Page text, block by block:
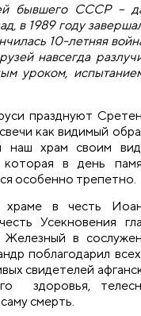
бывшего СССР –
в 1989 году
10-летняя
навсегда
уроком,
празднуют
как видимый
наш храм своим
в день
особенно трепетно.
храме в честь
Усекновения
в
поблагодарил
свидетелей
здоровья,
смерть.